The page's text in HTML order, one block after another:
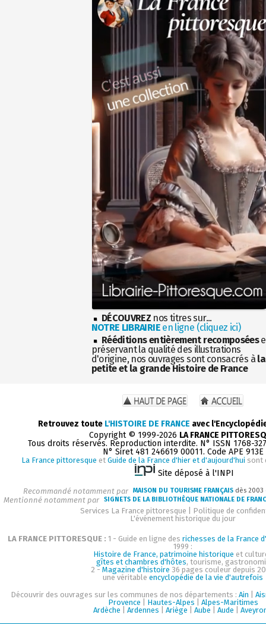
DÉCOUVREZ nos titres sur...
NOTRE LIBRAIRIEen ligne (cliquez ici)
Rééditions entièrement recomposées
préservant la qualité des illustrations
d'origine, nos ouvrages sont consacrés à la
petite et la grande Histoire de France
Retrouvez toute L'HISTOIRE DE FRANCE avec
Copyright © 1999-2026 LA FRANCE
Tous droits réservés. Reproduction interdite. N° ISSN 1768-
N° Siret 481 246619 00011. Code APE 913E
La France pittoresque et Guide de la France d'hier et d'aujourd'hui sont
Site déposé à l'INPI
Recommandé notamment par MAISON DU TOURISME FRANÇAIS dès
Mentionné notamment par SIGNETS DE LA BIBLIOTHÈQUE NATIONALE DE
Services La France pittoresque
Politique de
L'événement historique du jour
LA FRANCE PITTORESQUE : 1 - Guide en ligne des richesses de la France
1999 :
Histoire de France, patrimoine historique et
gîtes et chambres d'hôtes, tourisme,
2 - Magazine d'histoire 36 pages couleur depuis
une véritable encyclopédie de la vie d'autrefois
Découvrir des ouvrages sur les communes de nos départements : Ain
Provence
Hautes-Alpes
Alpes-Maritimes
Ardèche
Ardennes Ariège Aube Aude